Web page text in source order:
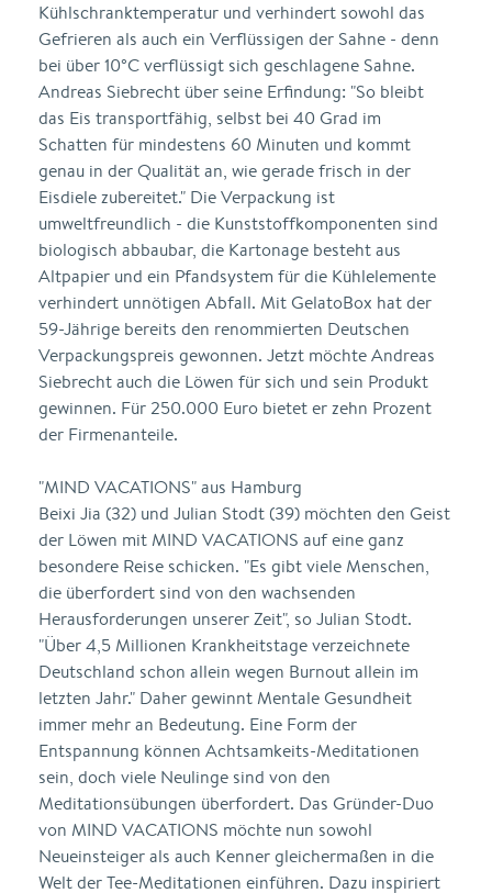
Kühlschranktemperatur und verhindert sowohl das
Gefrieren als auch ein Verflüssigen der Sahne - denn
bei über 10°C verflüssigt sich geschlagene Sahne.
Andreas Siebrecht über seine Erfindung: "So bleibt
das Eis transportfähig, selbst bei 40 Grad im
Schatten für mindestens 60 Minuten und kommt
genau in der Qualität an, wie gerade frisch in der
Eisdiele zubereitet." Die Verpackung ist
umweltfreundlich - die Kunststoffkomponenten sind
biologisch abbaubar, die Kartonage besteht aus
Altpapier und ein Pfandsystem für die Kühlelemente
verhindert unnötigen Abfall. Mit GelatoBox hat der
59-Jährige bereits den renommierten Deutschen
Verpackungspreis gewonnen. Jetzt möchte Andreas
Siebrecht auch die Löwen für sich und sein Produkt
gewinnen. Für 250.000 Euro bietet er zehn Prozent
der Firmenanteile.
"MIND VACATIONS" aus Hamburg
Beixi Jia (32) und Julian Stodt (39) möchten den Geist
der Löwen mit MIND VACATIONS auf eine ganz
besondere Reise schicken. "Es gibt viele Menschen,
die überfordert sind von den wachsenden
Herausforderungen unserer Zeit", so Julian Stodt.
"Über 4,5 Millionen Krankheitstage verzeichnete
Deutschland schon allein wegen Burnout allein im
letzten Jahr." Daher gewinnt Mentale Gesundheit
immer mehr an Bedeutung. Eine Form der
Entspannung können Achtsamkeits-Meditationen
sein, doch viele Neulinge sind von den
Meditationsübungen überfordert. Das Gründer-Duo
von MIND VACATIONS möchte nun sowohl
Neueinsteiger als auch Kenner gleichermaßen in die
Welt der Tee-Meditationen einführen. Dazu inspiriert